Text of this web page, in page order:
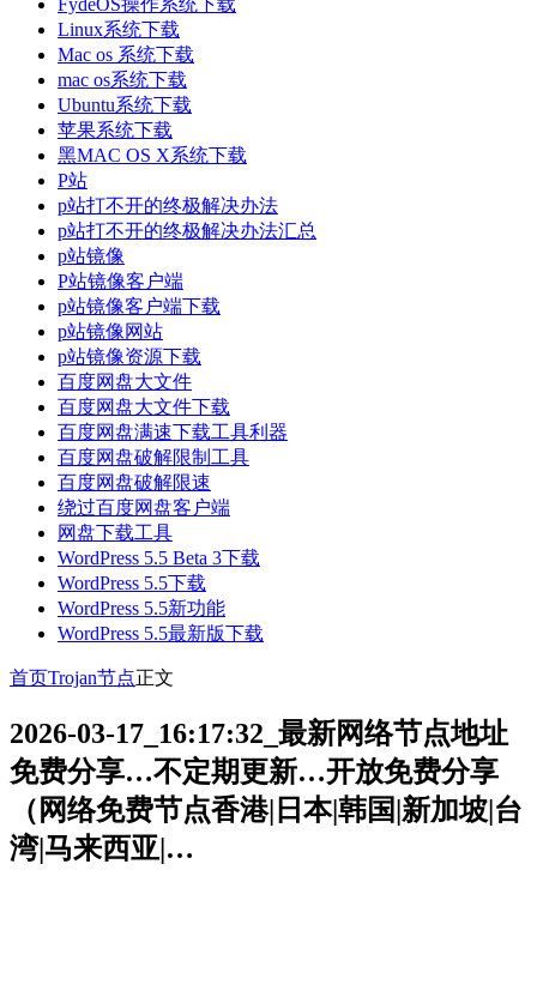
Linux系统下载
Mac os 系统下载
mac os系统下载
Ubuntu系统下载
苹果系统下载
黑MAC OS X系统下载
P站
p站打不开的终极解决办法
p站打不开的终极解决办法汇总
p站镜像
P站镜像客户端
p站镜像客户端下载
p站镜像网站
p站镜像资源下载
百度网盘大文件
百度网盘大文件下载
百度网盘满速下载工具利器
百度网盘破解限制工具
百度网盘破解限速
绕过百度网盘客户端
网盘下载工具
WordPress 5.5 Beta 3下载
WordPress 5.5下载
WordPress 5.5新功能
WordPress 5.5最新版下载
首页Trojan节点正文
2026-03-17_16:17:32_最新网络节点地址
免费分享…不定期更新…开放免费分享
（网络免费节点香港|日本|韩国|新加坡|台
湾|马来西亚|…